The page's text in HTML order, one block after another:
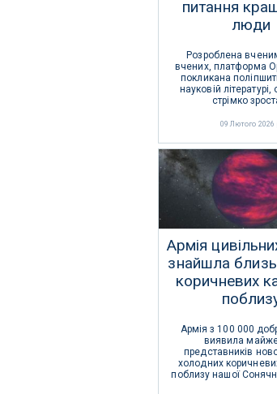
питання
люди
Розроблена
вчених, платформа
покликана
науковій літературі,
стрімко
09 Лютого 2026
Армія
знайшла
коричневих
Армія з 100 000
виявила
представників
холодних
поблизу нашої